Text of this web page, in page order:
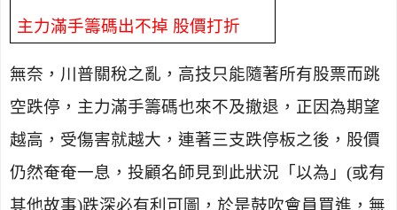
主力滿手籌碼出不掉 股價打折
無奈，川普關稅之亂，高技只能隨著所有股票而跳
空跌停，主力滿手籌碼也來不及撤退，正因為期望
越高，受傷害就越大，連著三支跌停板之後，股價
仍然奄奄一息，投顧名師見到此狀況「以為」 (或有
其他故事)跌深必有利可圖，於是鼓吹會員買進，無